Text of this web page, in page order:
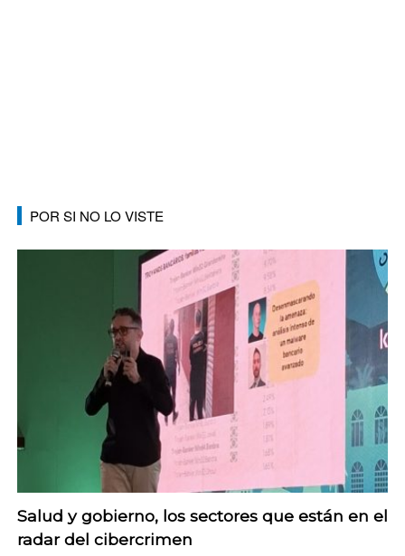
POR SI NO LO VISTE
Salud y gobierno, los sectores que están en el
radar del cibercrimen